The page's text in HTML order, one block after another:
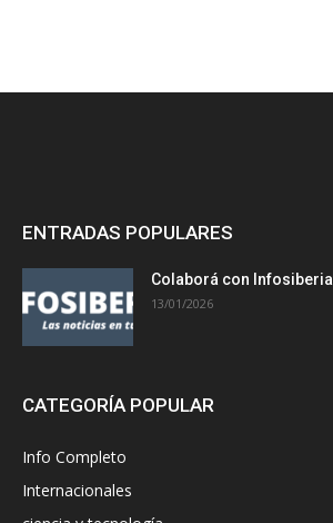
ENTRADAS POPULARES
Colaborá con Infosiberia
13/01/2026
CATEGORÍA POPULAR
Info Completo
Internacionales